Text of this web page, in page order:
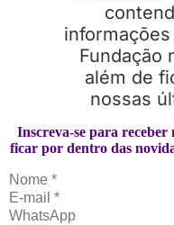
Inscreva-se para receber
ficar por dentro das
Fundação
além de
nossas